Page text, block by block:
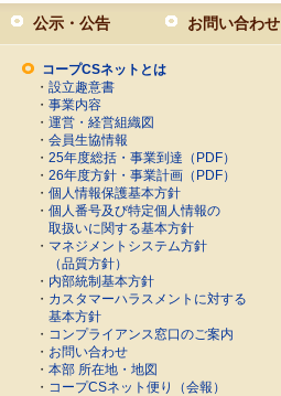
公示・公告 お問い合わせ
コープCSネットとは
・ 設立趣意書
・ 事業内容
・ 運営・経営組織図
・ 会員生協情報
・ 25年度総括・事業到達（PDF）
・ 26年度方針・事業計画（PDF）
・ 個人情報保護基本方針
・ 個人番号及び特定個人情報の
取扱いに関する基本方針
・ マネジメントシステム方針
（品質方針）
・ 内部統制基本方針
・ カスタマーハラスメントに対する
基本方針
・ コンプライアンス窓口のご案内
・ お問い合わせ
・ 本部 所在地・地図
・ コープCSネット便り（会報）